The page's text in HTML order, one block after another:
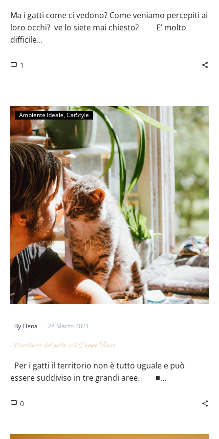
Ma i gatti come ci vedono? Come veniamo percepiti ai
loro occhi? ve lo siete mai chiesto? ⠀ ⠀ E’ molto
difficile…
1
Ambiente Ideale CatStyle
By Elena - 28 Marzo 2021
Il territorio del gatto e il Campo Base
Per i gatti il territorio non è tutto uguale e può
essere suddiviso in tre grandi aree.⠀ ⠀ ■…
0